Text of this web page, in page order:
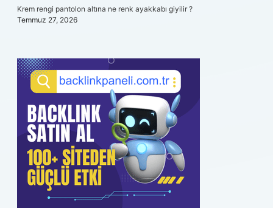
Krem rengi pantolon altına ne renk ayakkabı giyilir ?
Temmuz 27, 2026